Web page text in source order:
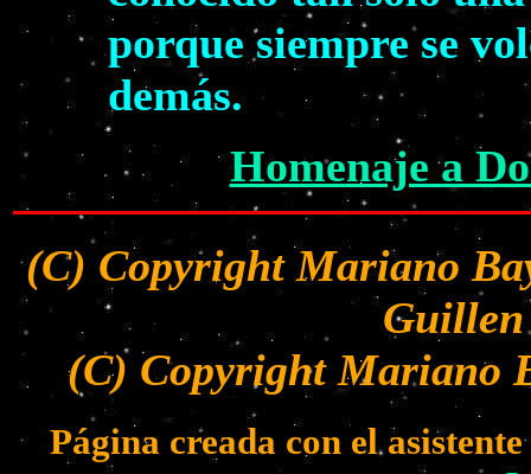
porque siempre se
demás.
Homenaje a
(C) Copyright Mariano
Guillen
(C) Copyright Mariano
Página creada con el